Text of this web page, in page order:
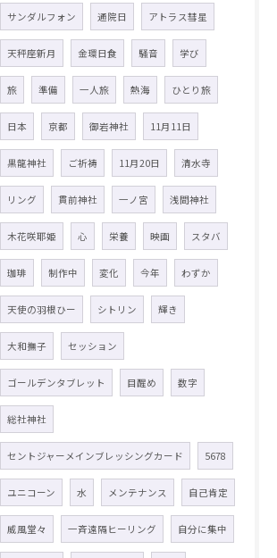
サンダルフォン 通院日 アトラス彗星
天秤座新月 金環日食 騒音 学び
旅 準備 一人旅 熱海 ひとり旅
日本 京都 御岩神社 11月11日
黒龍神社 ご祈祷 11月20日 清水寺
リング 貫前神社 一ノ宮 浅間神社
木花咲耶姫 心 栄養 映画 スタバ
珈琲 制作中 変化 今年 わずか
天使の羽根ひー シトリン 輝き
大和撫子 セッション
ゴールデンタブレット 目醒め 数字
総社神社
セントジャーメインブレッシングカード 5678
ユニコーン 水 メンテナンス 自己肯定
威風堂々 一斉遠隔ヒーリング 自分に集中